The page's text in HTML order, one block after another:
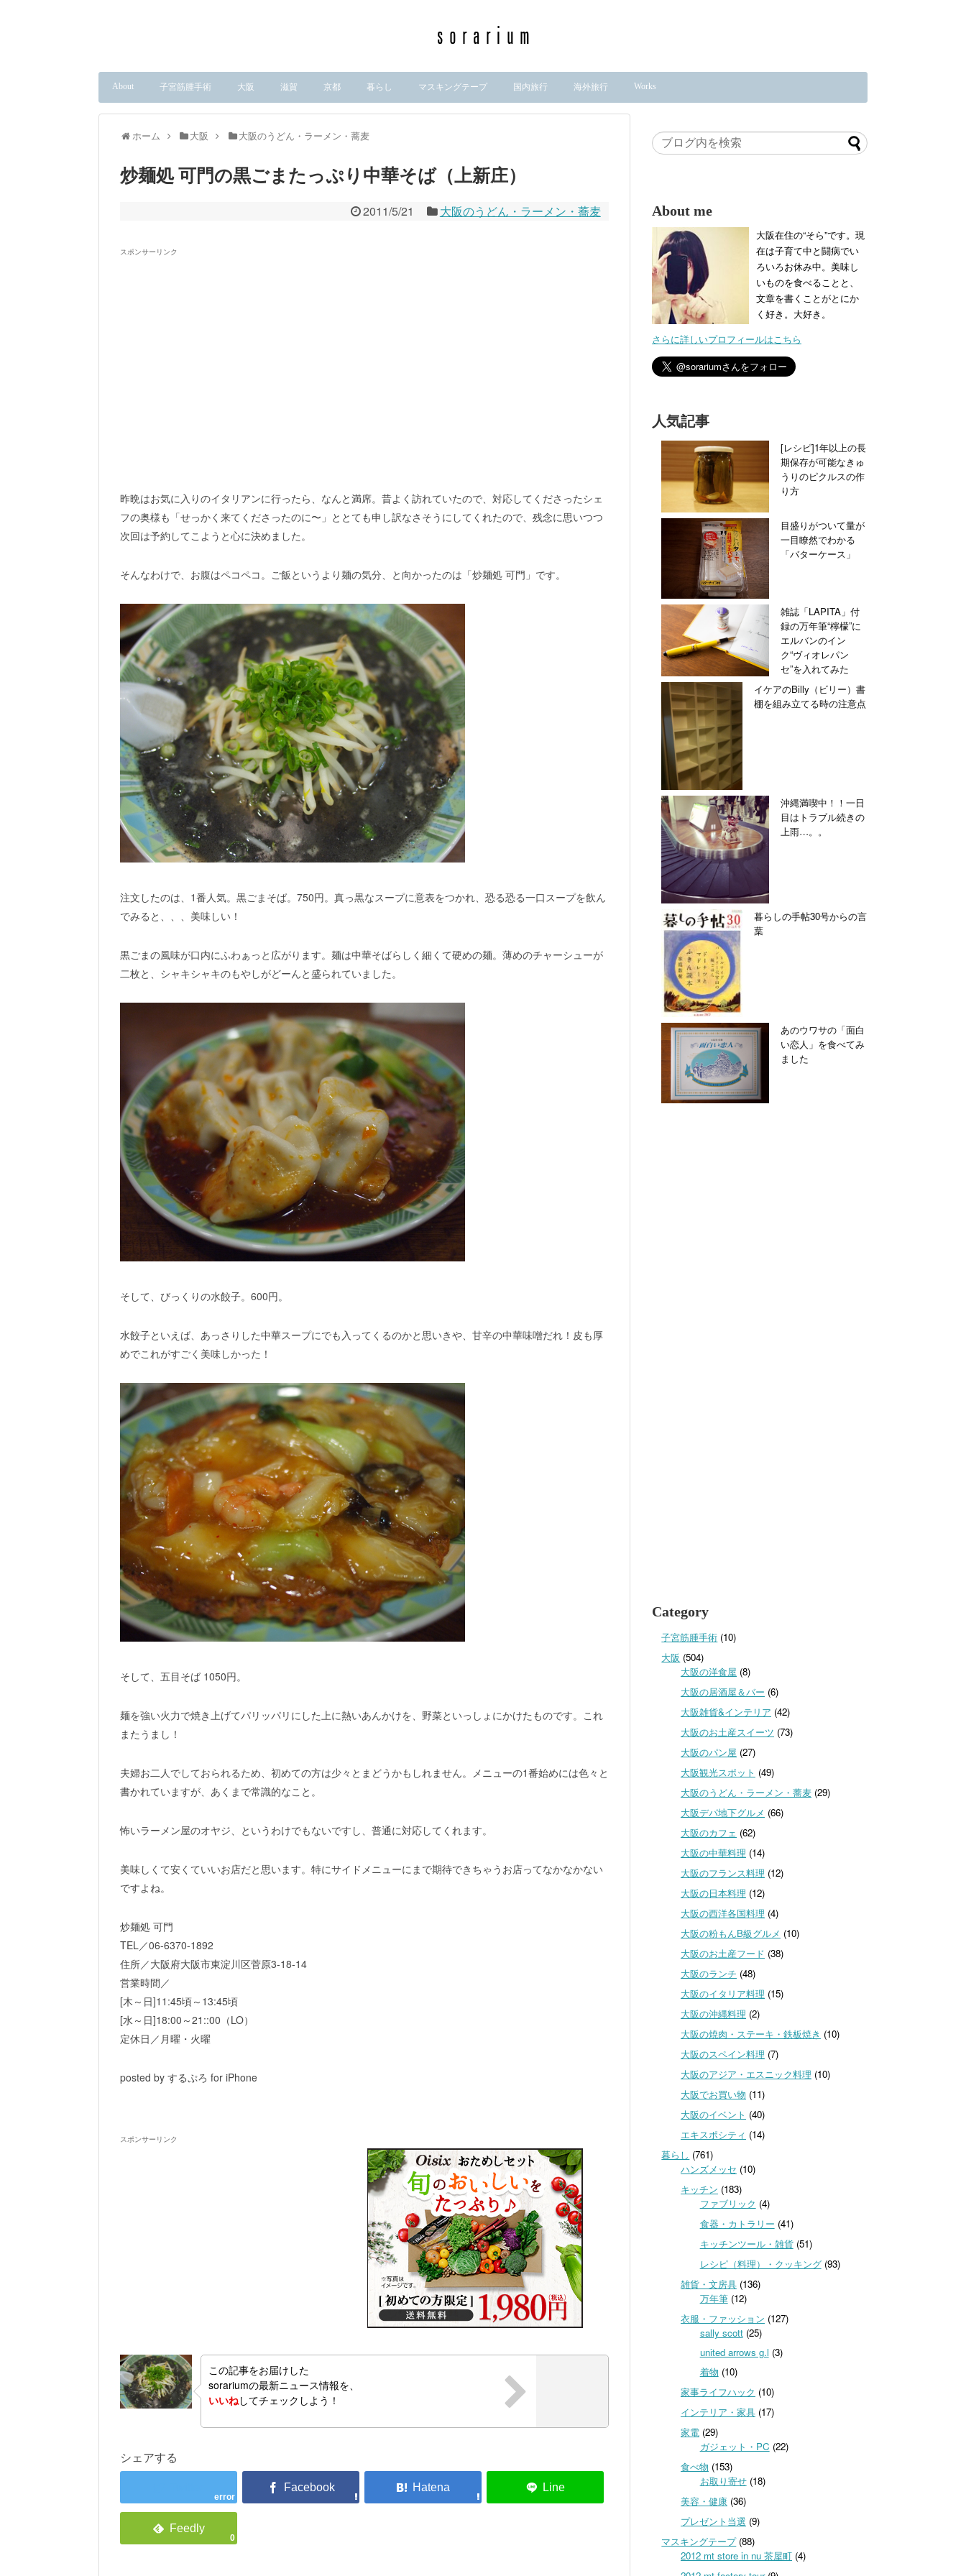
About 子宮筋腫手術 大阪 滋賀 京都 暮らし マスキングテープ 国内旅行 海外旅行 Works
ホーム 大阪 大阪のうどん・ラーメン・蕎麦
炒麺処 可門の黒ごまたっぷり中華そば（上新庄）
2011/5/21 大阪のうどん・ラーメン・蕎麦
スポンサーリンク
昨晩はお気に入りのイタリアンに行ったら、なんと満席。昔よく訪れていたので、対応してくださったシェ
フの奥様も「せっかく来てくださったのに〜」ととても申し訳なさそうにしてくれたので、残念に思いつつ
次回は予約してこようと心に決めました。
そんなわけで、お腹はペコペコ。ご飯というより麺の気分、と向かったのは「炒麺処 可門」です。
注文したのは、1番人気。黒ごまそば。750円。 真っ黒なスープに意表をつかれ、恐る恐る一口スープを飲ん
でみると、、、美味しい！
黒ごまの風味が口内にふわぁっと広がります。麺は中華そばらしく細くて硬めの麺。薄めのチャーシューが
二枚と、シャキシャキのもやしがどーんと盛られていました。
そして、びっくりの水餃子。600円。
水餃子といえば、あっさりした中華スープにでも入ってくるのかと思いきや、甘辛の中華味噌だれ！皮も厚
めでこれがすごく美味しかった！
そして、五目そば 1050円。
麺を強い火力で焼き上げてパリッパリにした上に熱いあんかけを、野菜といっしょにかけたものです。これ
またうまし！
夫婦お二人でしておられるため、初めての方は少々とまどうかもしれません。メニューの1番始めには色々と
書かれていますが、あくまで常識的なこと。
怖いラーメン屋のオヤジ、というわけでもないですし、普通に対応してくれます。
美味しくて安くていいお店だと思います。特にサイドメニューにまで期待できちゃうお店ってなかなかない
ですよね。
炒麺処 可門
TEL／06-6370-1892
住所／大阪府大阪市東淀川区菅原3-18-14
営業時間／
[木～日]11:45頃～13:45頃
[水～日]18:00～21::00（LO）
定休日／月曜・火曜
posted by するぷろ for iPhone
スポンサーリンク
この記事をお届けした
sorariumの最新ニュース情報を、
いいねしてチェックしよう！
シェアする
error
0
About me
大阪在住の“そら”です。現
在は子育て中と闘病でい
ろいろお休み中。美味し
いものを食べることと、
文章を書くことがとにか
く好き。大好き。
さらに詳しいプロフィールはこちら
人気記事
[レシピ]1年以上の長
期保存が可能なきゅ
うりのピクルスの作
り方
目盛りがついて量が
一目瞭然でわかる
「バターケース」
雑誌「LAPITA」付
録の万年筆“檸檬”に
エルバンのイン
ク“ヴィオレパン
セ”を入れてみた
イケアのBilly（ビリー）書
棚を組み立てる時の注意点
沖縄満喫中！！一日
目はトラブル続きの
上雨…。。
暮らしの手帖30号からの言
葉
あのウワサの「面白
い恋人」を食べてみ
ました
Category
子宮筋腫手術 (10)
大阪 (504)
大阪の洋食屋 (8)
大阪の居酒屋＆バー (6)
大阪雑貨&インテリア (42)
大阪のお土産スイーツ (73)
大阪のパン屋 (27)
大阪観光スポット (49)
大阪のうどん・ラーメン・蕎麦(29)
大阪デパ地下グルメ (66)
大阪のカフェ (62)
大阪の中華料理 (14)
大阪のフランス料理 (12)
大阪の日本料理 (12)
大阪の西洋各国料理 (4)
大阪の粉もんB級グルメ (10)
大阪のお土産フード (38)
大阪のランチ (48)
大阪のイタリア料理 (15)
大阪の沖縄料理 (2)
大阪の焼肉・ステーキ・鉄板焼き (10)
大阪のスペイン料理 (7)
大阪のアジア・エスニック料理 (10)
大阪でお買い物 (11)
大阪のイベント (40)
エキスポシティ (14)
暮らし (761)
ハンズメッセ (10)
キッチン (183)
ファブリック (4)
食器・カトラリー (41)
キッチンツール・雑貨(51)
レシピ（料理）・クッキング(93)
雑貨・文房具(136)
万年筆(12)
衣服・ファッション (127)
sally scott(25)
united arrows g.l (3)
着物 (10)
家事ライフハック (10)
インテリア・家具(17)
家電(29)
ガジェット・PC (22)
食べ物 (153)
お取り寄せ(18)
美容・健康(36)
プレゼント当選 (9)
マスキングテープ(88)
2012 mt store in nu 茶屋町(4)